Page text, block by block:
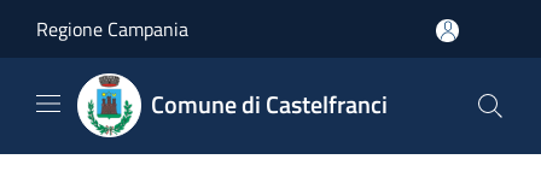
Regione Campania
Comune di Castelfranci